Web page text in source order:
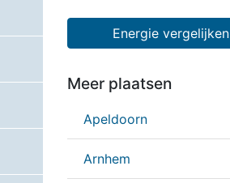
Energie vergelijken
Meer plaatsen
Apeldoorn
Arnhem